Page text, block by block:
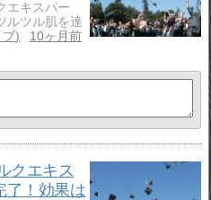
エキスパー
ルツル肌を達
ブ
10ヶ月前
クエキス
了！効果は